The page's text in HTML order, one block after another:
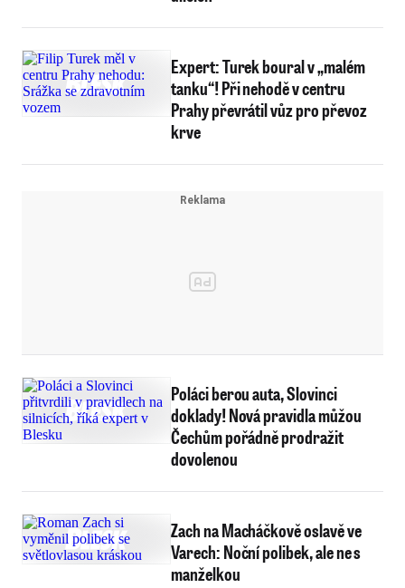
Expert: Turek boural v „malém
tanku“! Při nehodě v centru
Prahy převrátil vůz pro převoz
krve
Poláci berou auta, Slovinci
doklady! Nová pravidla můžou
Čechům pořádně prodražit
dovolenou
Zach na Macháčkově oslavě ve
Varech: Noční polibek, ale ne s
manželkou